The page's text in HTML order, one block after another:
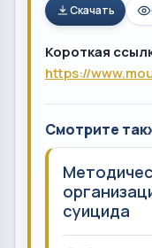
Скачать
Короткая
https://
Смотрите
суицида